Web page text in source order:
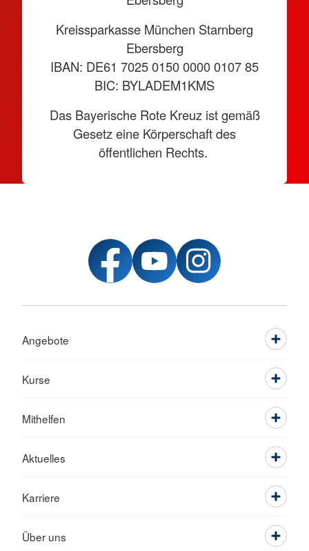
Kreissparkasse München Starnberg
Ebersberg
IBAN: DE61 7025 0150 0000 0107 85
BIC: BYLADEM1KMS
Das Bayerische Rote Kreuz ist gemäß
Gesetz eine Körperschaft des
öffentlichen Rechts.
Angebote
Kurse
Mithelfen
Aktuelles
Karriere
Über uns